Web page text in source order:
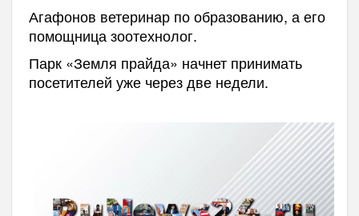
Агафонов ветеринар по образованию, а его
помощница зоотехнолог.
Парк «Земля прайда» начнет принимать
посетителей уже через две недели.